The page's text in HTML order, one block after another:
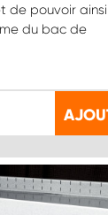
de pouvoir ainsi
du bac de